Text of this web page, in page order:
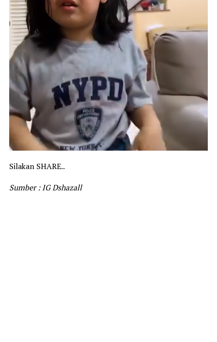
Silakan SHARE..
Sumber : IG Dshazall